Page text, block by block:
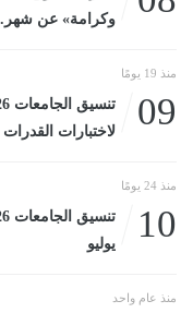
وكرامة» عن شهر... الثلاثاء، 14
منذ 19 يومًا
09
لاختبارات القدرات
منذ 24 يومًا
10
يوليو
منذ عام واحد